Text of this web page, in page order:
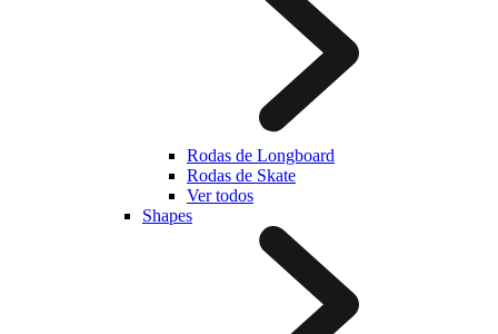
Rodas de Longboard
Rodas de Skate
Ver todos
Shapes